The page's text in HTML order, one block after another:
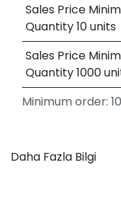
Sales Price
Quantity 10 units
Sales Price
Quantity 1000
Minimum order:
Daha Fazla Bilgi